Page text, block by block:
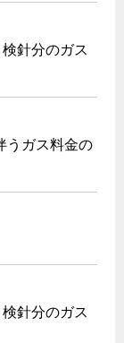
針分のガス
うガス料金の
針分のガス